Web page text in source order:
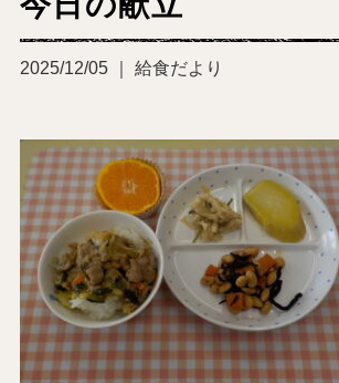
2025/12/05 ｜ 給食だより